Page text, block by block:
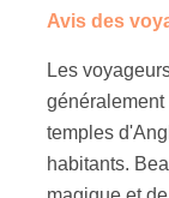
Avis des
Les
temples
habitants.